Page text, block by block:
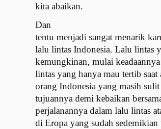
kita abaikan.
Dan
tentu menjadi sangat menarik
lalu lintas Indonesia. Lalu lintas
kemungkinan, mulai
lintas yang hanya mau tertib saat
orang Indonesia yang masih
tujuannya demi kebaikan
perjalanannya dalam lalu lintas
di Eropa yang sudah